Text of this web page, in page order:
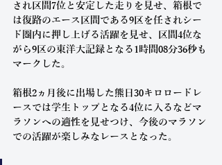
され区間7位と安定した走りを見せ、箱根で
は復路のエース区間である9区を任されシー
ド圏内に押し上げる活躍を見せ、区間4位な
がら9区の東洋大記録となる1時間08分36秒も
マークした。
箱根2ヵ月後に出場した熊日30キロロードレ
ースでは学生トップとなる4位に入るなどマ
ラソンへの適性を見せつけ、今後のマラソン
での活躍が楽しみなレースとなった。